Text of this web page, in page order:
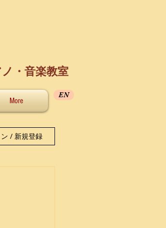
・音楽教室
More
EN
/ 新規登録